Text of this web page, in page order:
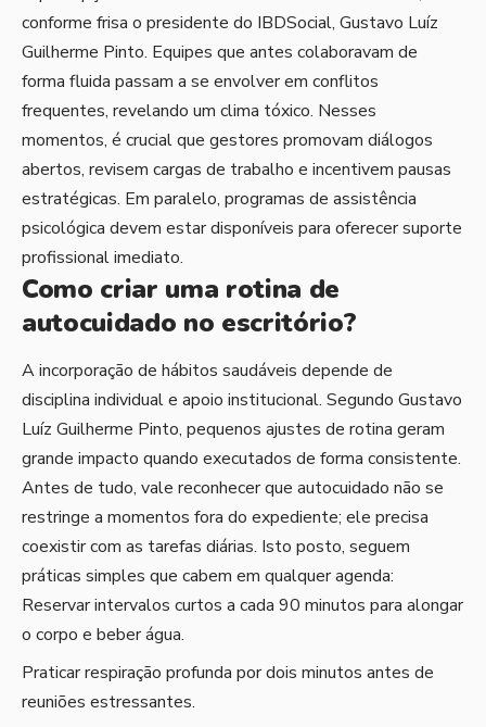
conforme frisa o presidente do IBDSocial, Gustavo Luíz
Guilherme Pinto. Equipes que antes colaboravam de
forma fluida passam a se envolver em conflitos
frequentes, revelando um clima tóxico. Nesses
momentos, é crucial que gestores promovam diálogos
abertos, revisem cargas de trabalho e incentivem pausas
estratégicas. Em paralelo, programas de assistência
psicológica devem estar disponíveis para oferecer suporte
profissional imediato.
Como criar uma rotina de
autocuidado no escritório?
A incorporação de hábitos saudáveis depende de
disciplina individual e apoio institucional. Segundo Gustavo
Luíz Guilherme Pinto, pequenos ajustes de rotina geram
grande impacto quando executados de forma consistente.
Antes de tudo, vale reconhecer que autocuidado não se
restringe a momentos fora do expediente; ele precisa
coexistir com as tarefas diárias. Isto posto, seguem
práticas simples que cabem em qualquer agenda:
Reservar intervalos curtos a cada 90 minutos para alongar
o corpo e beber água.
Praticar respiração profunda por dois minutos antes de
reuniões estressantes.